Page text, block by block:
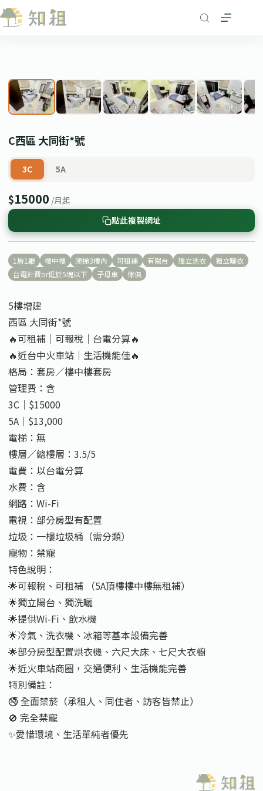
跳
至
C西區 大同街*號
3C 5A
$15000 /月起
點此複製網址
1房1廳 樓中樓 爬梯3樓內 可租補 有陽台 獨立洗衣
獨立曬衣
台電計費or低於5塊以下
子母車 傢俱
5樓增建
西區 大同街*號
🔥可租補｜可報稅｜台電分算🔥
🔥近台中火車站｜生活機能佳🔥
格局：套房／樓中樓套房
管理費：含
3C｜$15000
5A｜$13,000
電梯：無
樓層／總樓層：3.5/5
電費：以台電分算
水費：含
網路：Wi-Fi
電視：部分房型有配置
垃圾：一樓垃圾桶（需分類）
寵物：禁寵
特色說明：
🌟可報稅、可租補 （5A頂樓樓中樓無租補）
🌟獨立陽台、獨洗曬
🌟提供Wi-Fi、飲水機
🌟冷氣、洗衣機、冰箱等基本設備完善
🌟部分房型配置烘衣機、六尺大床、七尺大衣櫥
🌟近火車站商圈，交通便利、生活機能完善
特別備註：
🚭 全面禁菸（承租人、同住者、訪客皆禁止）
🚫 完全禁寵
✨愛惜環境、生活單純者優先